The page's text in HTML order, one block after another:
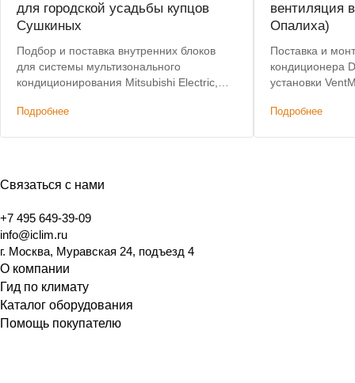
для городской усадьбы купцов
Сушкиных
Подбор и поставка внутренних блоков
для системы мультизонального
кондиционирования Mitsubishi Electric,
работ в главном доме усадьбы.
Подробнее
вентиляция
Опалиха)
Поставка и
кондиционера
установки
Подробнее
Связаться с нами
+7 495 649-39-09
info@iclim.ru
г. Москва, Муравская 24, подъезд 4
О компании
Гид по климату
Каталог оборудования
Помощь покупателю